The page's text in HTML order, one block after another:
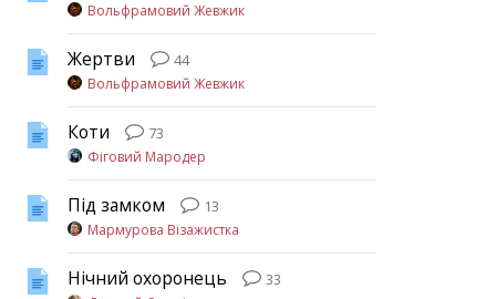
Вольфрамовий Жевжик
Жертви
44
Вольфрамовий Жевжик
Коти
73
Фіговий Мародер
Під замком
13
Мармурова Візажистка
Нічний охоронець
33